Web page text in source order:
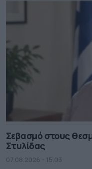
Σεβασμό στους
Στυλίδας
07.08.2026 - 15.03